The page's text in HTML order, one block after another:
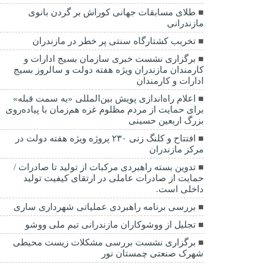
طلای مسابقات جهانی کوراش بر گردن بانوی
مازندرانی
تخربب کشتارگاه سنتی پر خطر در مازندران
برگزاری نشست خبری سازمان بسیج ادارات و
کارمندان مازندران ویژه هفته دولت و سالروز بسیج
ادارات و کارمندان
اعلام راه‌اندازی پویش بین‌المللی «به سمت قبله»
برای حمایت از مردم مظلوم غزه هم‌زمان با پیاده‌روی
بزرگ اربعین حسینی
افتتاح و کلنگ زنی ۲۳۰ پروژه ویژه هفته دولت در
مرکز مازندران
تدوین بسته راهبردی مرکبات از تولید تا صادرات /
حمایت از صادرات عاملی در ارتقای کیفیت تولید
داخلی است.
بررسی برنامه راهبردی عملیاتی شهرداری ساری
تجلیل از ووشوکاران مازندرانی تیم ملی ووشو
برگزاری نشست بررسی مشکلات زیست محیطی
شهرک صنعتی چمستان نور